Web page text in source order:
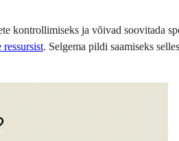
kontrollimiseks ja võivad soovitada
ressursist. Selgema pildi saamiseks